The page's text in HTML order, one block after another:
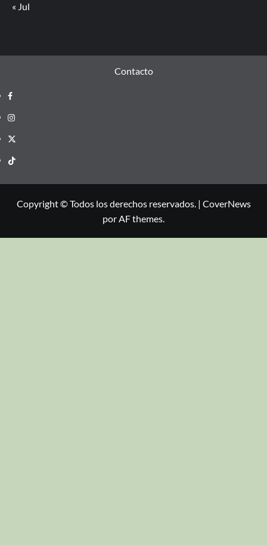
« Jul
Contacto
Copyright © Todos los derechos reservados. | CoverNews
por AF themes.